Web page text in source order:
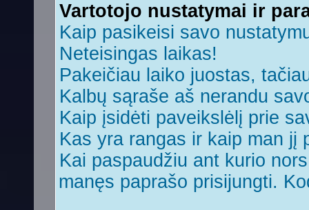
Vartotojo nustatymai ir
Kaip pasikeisi savo
Neteisingas laikas!
Pakeičiau laiko juostas,
Kalbų sąraše aš nerandu
Kaip įsidėti paveikslėlį prie
Kas yra rangas ir kaip man jį
Kai paspaudžiu ant kurio
manęs paprašo prisijungti.